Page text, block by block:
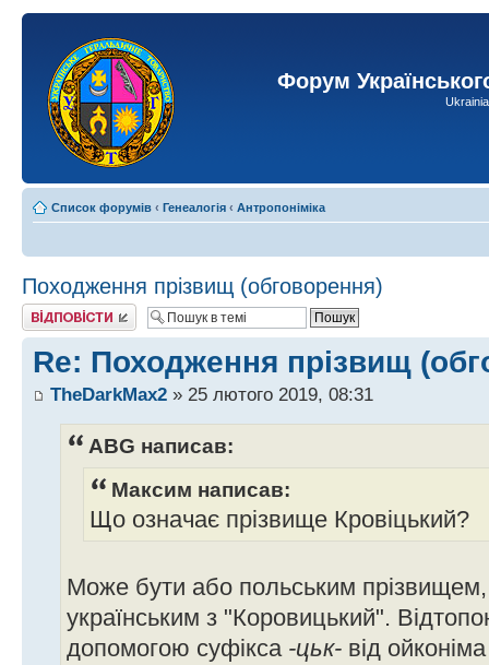
Форум
Список форумів ‹ Генеалогія ‹ Антропоніміка
Походження прізвищ (обговорення)
Відповісти
Re: Походження прізвищ
TheDarkMax2 » 25 лютого 2019, 08:31
ABG написав:
Максим написав:
Що означає прізвище Кровіцький?
Може бути або польським
українським з "Коровицький".
допомогою суфікса -цьк- від